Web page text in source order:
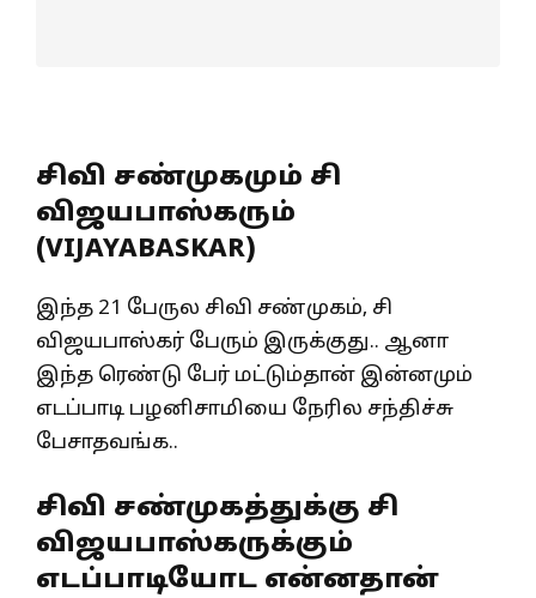
சிவி சண்முகமும் சி
விஜயபாஸ்கரும்
(VIJAYABASKAR)
இந்த 21 பேருல சிவி சண்முகம், சி
விஜயபாஸ்கர் பேரும் இருக்குது.. ஆனா
இந்த ரெண்டு பேர் மட்டும்தான் இன்னமும்
எடப்பாடி பழனிசாமியை நேரில சந்திச்சு
பேசாதவங்க..
சிவி சண்முகத்துக்கு சி
விஜயபாஸ்கருக்கும்
எடப்பாடியோட என்னதான்